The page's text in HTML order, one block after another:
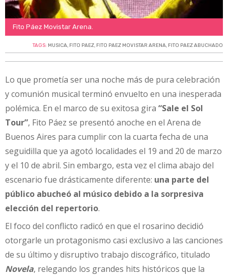
Fito Páez Movistar Arena.
TAGS: MUSICA, FITO PAEZ, FITO PAEZ MOVISTAR ARENA, FITO PAEZ ABUCHADO
Lo que prometía ser una noche más de pura celebración
y comunión musical terminó envuelto en una inesperada
polémica. En el marco de su exitosa gira “Sale el Sol
Tour”, Fito Páez se presentó anoche en el Arena de
Buenos Aires para cumplir con la cuarta fecha de una
seguidilla que ya agotó localidades el 19 and 20 de marzo
y el 10 de abril. Sin embargo, esta vez el clima abajo del
escenario fue drásticamente diferente: una parte del
público abucheó al músico debido a la sorpresiva
elección del repertorio.
El foco del conflicto radicó en que el rosarino decidió
otorgarle un protagonismo casi exclusivo a las canciones
de su último y disruptivo trabajo discográfico, titulado
Novela, relegando los grandes hits históricos que la